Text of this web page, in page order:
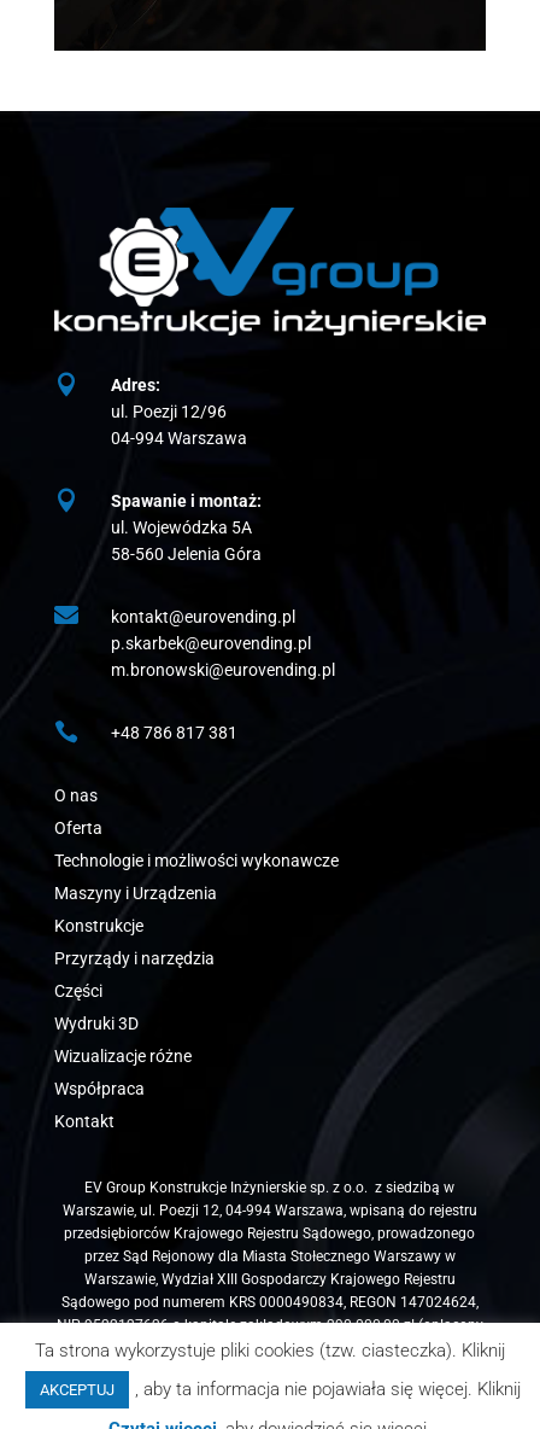

Adres:
ul. Poezji 12/96
04-994 Warszawa

Spawanie i montaż:
ul. Wojewódzka 5A
58-560 Jelenia Góra

kontakt@eurovending.pl
p.skarbek@eurovending.pl
m.bronowski@eurovending.pl
 +48 786 817 381
O nas
Oferta
Technologie i możliwości wykonawcze
Maszyny i Urządzenia
Konstrukcje
Przyrządy i narzędzia
Części
Wydruki 3D
Wizualizacje różne
Współpraca
Kontakt
EV Group Konstrukcje Inżynierskie sp. z o.o. z siedzibą w
Warszawie, ul. Poezji 12, 04-994 Warszawa, wpisaną do rejestru
przedsiębiorców Krajowego Rejestru Sądowego, prowadzonego
przez Sąd Rejonowy dla Miasta Stołecznego Warszawy w
Warszawie, Wydział XIII Gospodarczy Krajowego Rejestru
Sądowego pod numerem KRS 0000490834, REGON 147024624,
NIP 9522127626 o kapitale zakładowym 290.000,00 zł (opłacony
w całości)
Ta strona wykorzystuje pliki cookies (tzw. ciasteczka). Kliknij
AKCEPTUJ
, aby ta informacja nie pojawiała się więcej. Kliknij